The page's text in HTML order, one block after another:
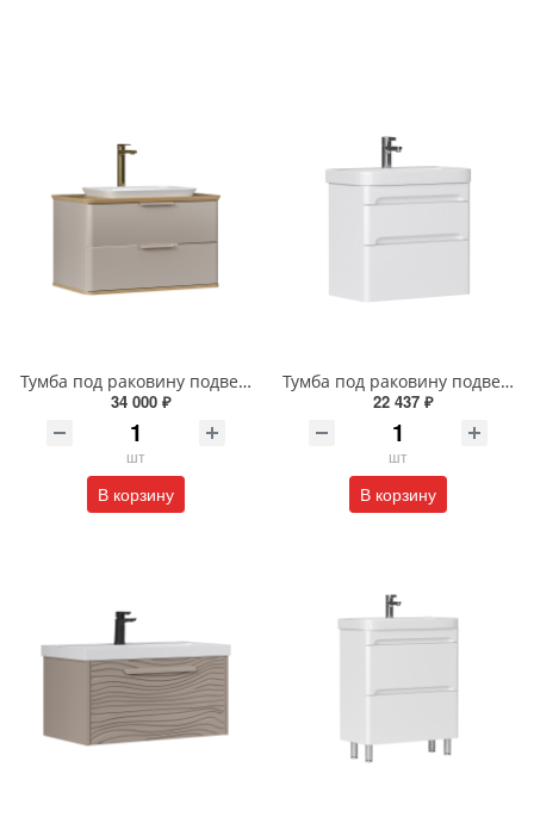
Тумба под раковину подвесная EQUIL Десерт 80.2Я/Desert 80.2Y с ручками в цвет амарок tpDSRT80.2Y-25R амарок/дуб
34 000 ₽
шт
В корзину
Тумба под раковину подвесная EQUIL Найс 70 см tpNICE70.2Y-05 белая
22 437 ₽
шт
В корзину